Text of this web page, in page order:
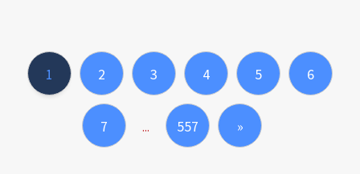
1 2 3 4 5 6
7 ... 557 »